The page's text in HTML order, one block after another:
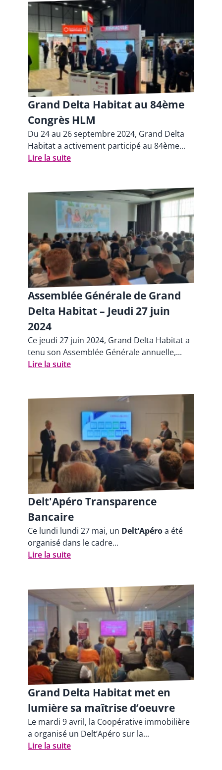
Grand Delta Habitat au 84ème
Congrès HLM
Du 24 au 26 septembre 2024, Grand Delta
Habitat a activement participé au 84ème...
Lire la suite
Assemblée Générale de Grand
Delta Habitat – Jeudi 27 juin
2024
Ce jeudi 27 juin 2024, Grand Delta Habitat a
tenu son Assemblée Générale annuelle,...
Lire la suite
Delt'Apéro Transparence
Bancaire
Ce lundi lundi 27 mai, un Delt’Apéroa été
organisé dans le cadre...
Lire la suite
Grand Delta Habitat met en
lumière sa maîtrise d’oeuvre
Le mardi 9 avril, la Coopérative immobilière
a organisé un Delt’Apéro sur la...
Lire la suite